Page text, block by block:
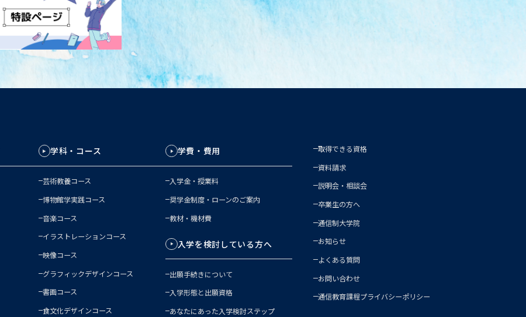
学科・コース
芸術教養コース
博物館学実践コース
音楽コース
イラストレーションコース
映像コース
グラフィックデザインコース
書画コース
食文化デザインコース
学費・費用
入学金・授業料
奨学金制度・ローンのご案内
教材・機材費
入学を検討している方へ
出願手続きについて
入学形態と出願資格
あなたにあった入学検討ステップ
取得できる資格
資料請求
説明会・相談会
卒業生の方へ
通信制大学院
お知らせ
よくある質問
お問い合わせ
通信教育課程プライバシーポリシー